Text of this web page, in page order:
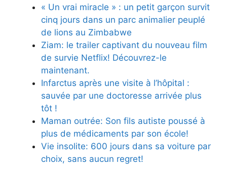
« Un vrai miracle » : un petit garçon survit
cinq jours dans un parc animalier peuplé
de lions au Zimbabwe
Ziam: le trailer captivant du nouveau film
de survie Netflix! Découvrez-le
maintenant.
Infarctus après une visite à l’hôpital :
sauvée par une doctoresse arrivée plus
tôt !
Maman outrée: Son fils autiste poussé à
plus de médicaments par son école!
Vie insolite: 600 jours dans sa voiture par
choix, sans aucun regret!